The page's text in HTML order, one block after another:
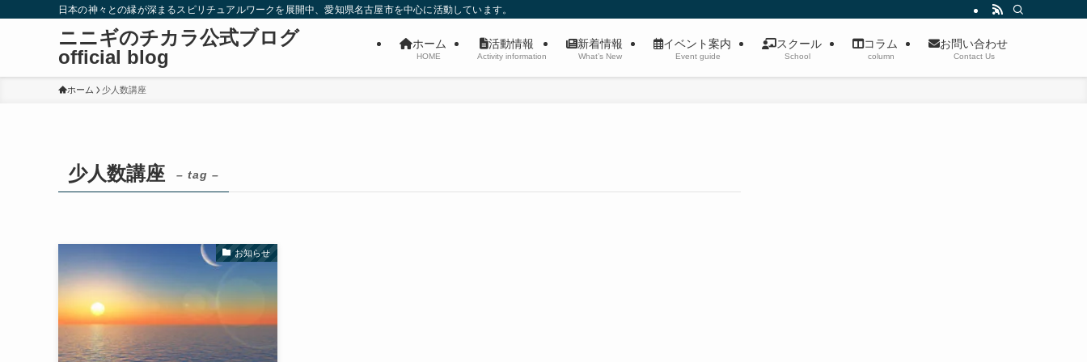
日本の神々との縁が深まるスピリチュアルワークを展開中、愛知県名古屋市を中心に活動しています。
ニニギのチカラ公式ブログ
official blog
ホーム
HOME
活動情報
Activity information
新着情報
What’s New
イベント案内
Event guide
スクール
School
コラム
column
お問い合わせ
Contact Us
ホーム 少人数講座
少人数講座 – tag –
お知らせ